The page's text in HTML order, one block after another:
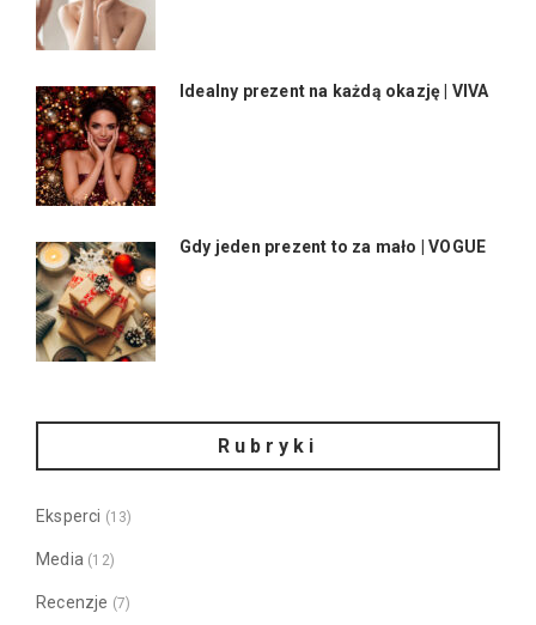
Idealny prezent na każdą okazję | VIVA
Gdy jeden prezent to za mało | VOGUE
Rubryki
Eksperci (13)
Media (12)
Recenzje (7)